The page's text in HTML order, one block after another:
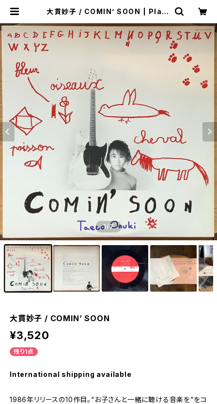
大貫妙子 / COMIN’ SOON | Plast
1/7
大貫妙子 / COMIN’ SOON
¥3,520
残り1点
International shipping available
1986年リリースの10作目。“お子さんと一緒に聴ける音楽を“をコ